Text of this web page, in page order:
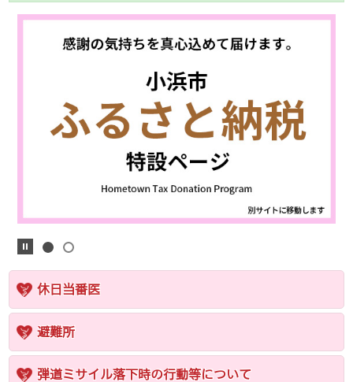
休日当番医
避難所
弾道ミサイル落下時の行動等について